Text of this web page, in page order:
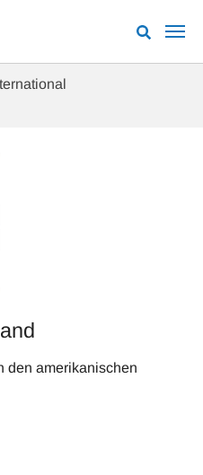
den amerikanischen